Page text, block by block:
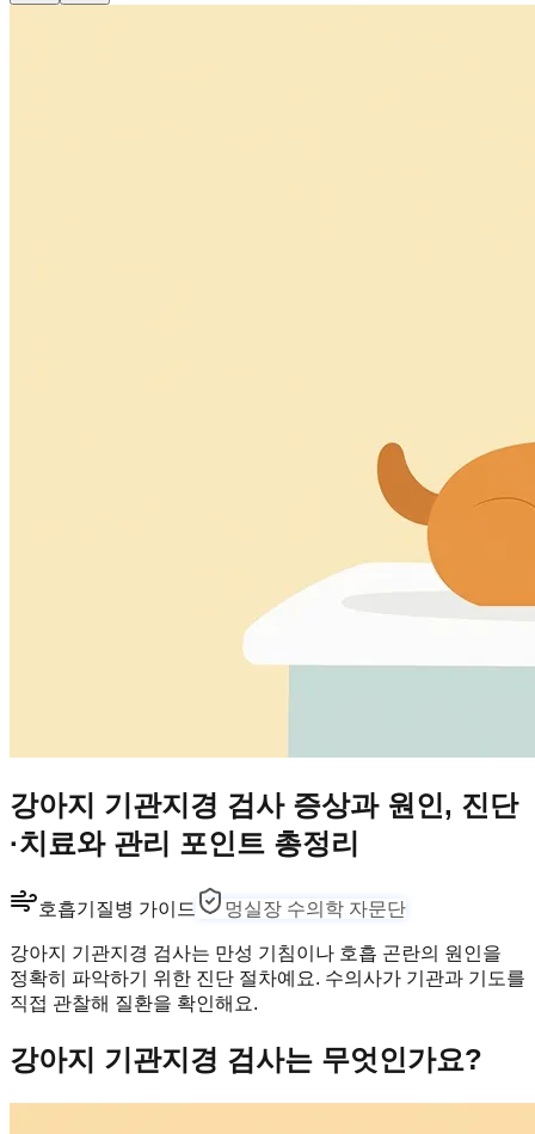
강아지 기관지경 검사 증상과 원인, 진단
·치료와 관리 포인트 총정리
호흡기 질병 가이드 멍실장 수의학 자문단
강아지 기관지경 검사는 만성 기침이나 호흡 곤란의 원인을
정확히 파악하기 위한 진단 절차예요. 수의사가 기관과 기도를
직접 관찰해 질환을 확인해요.
강아지 기관지경 검사는 무엇인가요?